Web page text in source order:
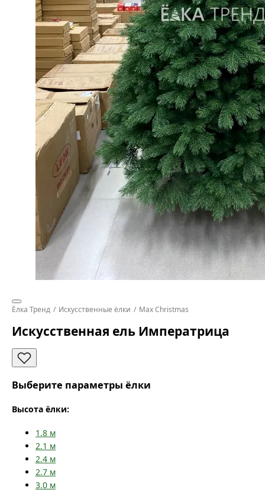
Ёлка Тренд Искусственные ёлки Max Christmas
Искусственная ель Императрица
Выберите параметры ёлки
Высота ёлки:
1.8 м
2.1 м
2.4 м
2.7 м
3.0 м